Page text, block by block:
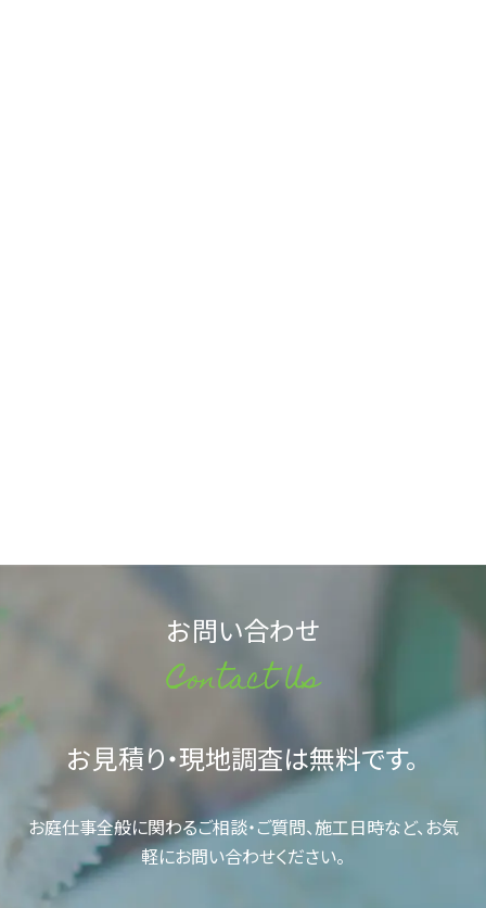
お問い合わせ
Contact Us
お見積り・現地調査は無料です。
お庭仕事全般に関わるご相談・ご質問、施工日時など、お気
軽にお問い合わせください。